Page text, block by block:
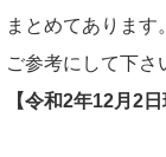
まとめてあります。
ご参考にして下さ
【令和2年12月2日